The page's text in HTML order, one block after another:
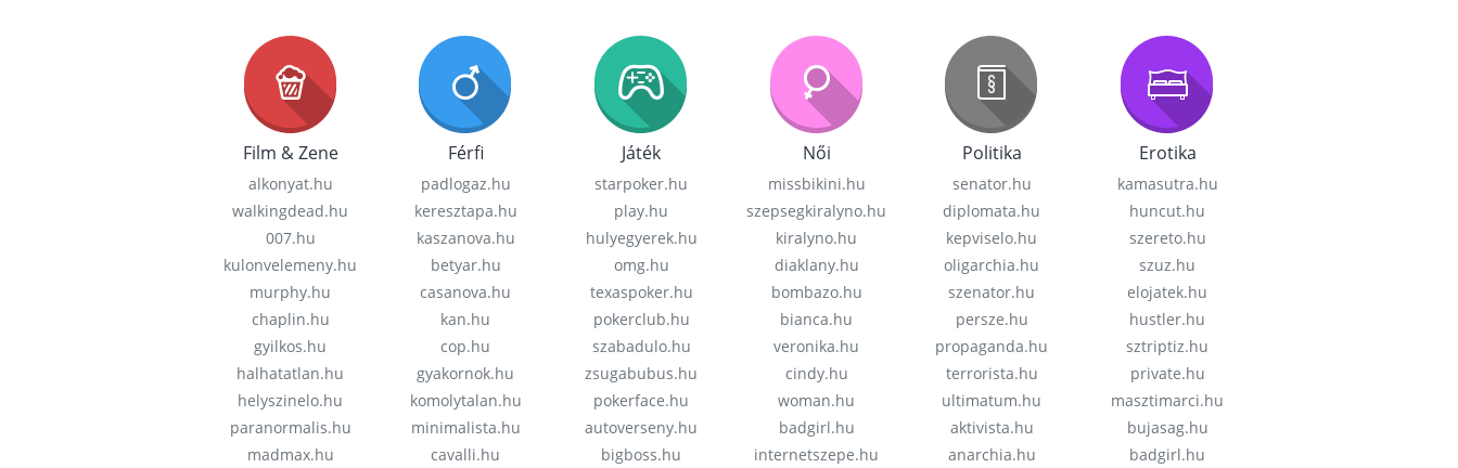
Film & Zene
alkonyat.hu
walkingdead.hu
007.hu
kulonvelemeny.hu
murphy.hu
chaplin.hu
gyilkos.hu
halhatatlan.hu
helyszinelo.hu
paranormalis.hu
madmax.hu
Férfi
padlogaz.hu
keresztapa.hu
kaszanova.hu
betyar.hu
casanova.hu
kan.hu
cop.hu
gyakornok.hu
komolytalan.hu
minimalista.hu
cavalli.hu
Játék
starpoker.hu
play.hu
hulyegyerek.hu
omg.hu
texaspoker.hu
pokerclub.hu
szabadulo.hu
zsugabubus.hu
pokerface.hu
autoverseny.hu
bigboss.hu
Női
missbikini.hu
szepsegkiralyno.hu
kiralyno.hu
diaklany.hu
bombazo.hu
bianca.hu
veronika.hu
cindy.hu
woman.hu
badgirl.hu
internetszepe.hu
Politika
senator.hu
diplomata.hu
kepviselo.hu
oligarchia.hu
szenator.hu
persze.hu
propaganda.hu
terrorista.hu
ultimatum.hu
aktivista.hu
anarchia.hu
Erotika
kamasutra.hu
huncut.hu
szereto.hu
szuz.hu
elojatek.hu
hustler.hu
sztriptiz.hu
private.hu
masztimarci.hu
bujasag.hu
badgirl.hu